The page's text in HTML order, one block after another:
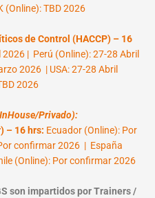
(Online): TBD 2026
de Control (HACCP) – 16
| Perú (Online): 27-28 Abril
2026 | USA: 27-28 Abril
2026
InHouse/Privado):
– 16 hrs: Ecuador (Online): Por
confirmar 2026 | España
(Online): Por confirmar 2026
son impartidos por Trainers /